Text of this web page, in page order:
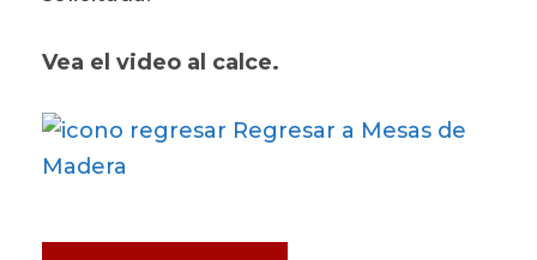
Vea el video al calce.
Regresar a Mesas de
Madera